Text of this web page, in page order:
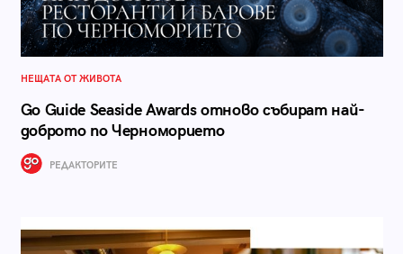
НЕЩАТА ОТ ЖИВОТА
Go Guide Seaside Awards отново събират най-
доброто по Черноморието
РЕДАКТОРИТЕ